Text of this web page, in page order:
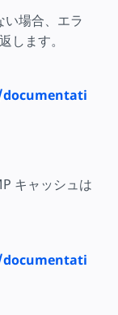
場合、エラ
します。
キャッシュは